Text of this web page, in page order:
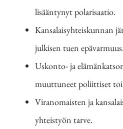
lisääntynyt polarisaatio.
Kansalaisyhteiskunnan
julkisen tuen epävarmuus.
Uskonto- ja
muuttuneet poliittiset
Viranomaisten ja
yhteistyön tarve.